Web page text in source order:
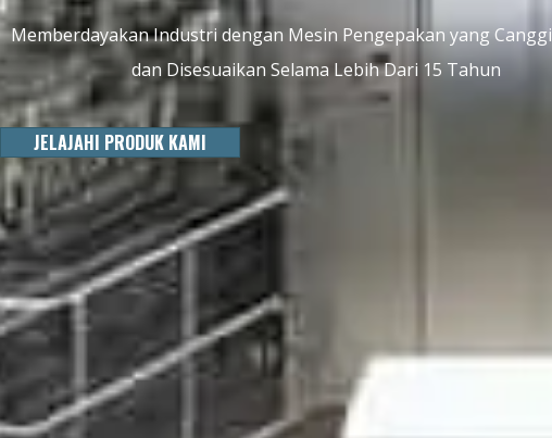
Memberdayakan Industri dengan Mesin Pengepakan yang
dan Disesuaikan Selama Lebih Dari 15 Tahun
JELAJAHI PRODUK KAMI